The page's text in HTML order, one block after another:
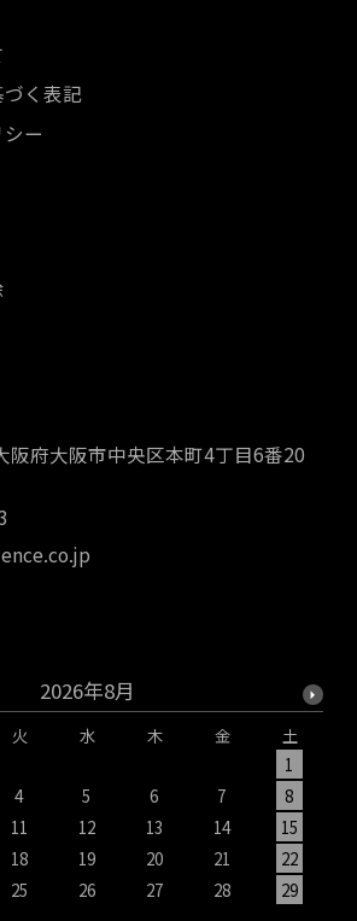
く表記
ー
阪府大阪市中央区本町4丁目6番20
2026年8月
火 水 木 金
土
1
4 5 6 7
8
11 12 13 14
15
18 19 20 21
22
25 26 27 28
29